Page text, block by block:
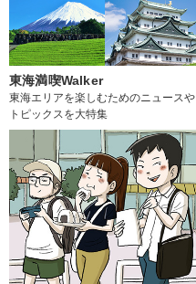
東海満喫Walker
東海エリアを楽しむためのニュースや
トピックスを大特集